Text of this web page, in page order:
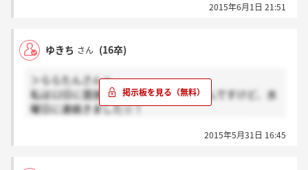
2015年6月1日 21:51
ゆきち さん (16卒)
＞ららたんさんへ
私は12日に面接受けて適性検査送ったんですけど、水
曜日に連絡きました☆！
2015年5月31日 16:45